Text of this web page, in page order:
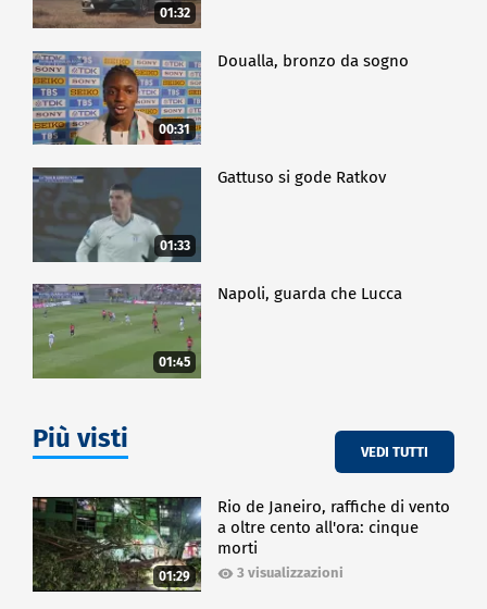
01:32
00:31
Doualla, bronzo da sogno
01:33
Gattuso si gode Ratkov
01:45
Napoli, guarda che Lucca
Più visti VEDI TUTTI
01:29
Rio de Janeiro, raffiche di vento
a oltre cento all'ora: cinque
morti
3 visualizzazioni